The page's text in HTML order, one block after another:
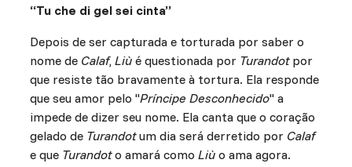
“Tu che di gel sei cinta”
Depois de ser capturada e torturada por saber o
nome de Calaf, Liùé questionada por Turandotpor
que resiste tão bravamente à tortura. Ela responde
que seu amor pelo "Príncipe Desconhecido" a
impede de dizer seu nome. Ela canta que o coração
gelado de Turandotum dia será derretido por Calaf
e que Turandoto amará como Liùo ama agora.